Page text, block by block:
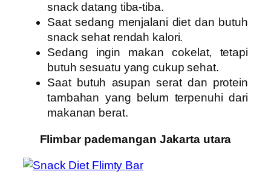
snack datang tiba-tiba.
Saat sedang menjalani diet dan butuh
snack sehat rendah kalori.
Sedang ingin makan cokelat, tetapi
butuh sesuatu yang cukup sehat.
Saat butuh asupan serat dan protein
tambahan yang belum terpenuhi dari
makanan berat.
Flimbar pademangan Jakarta utara